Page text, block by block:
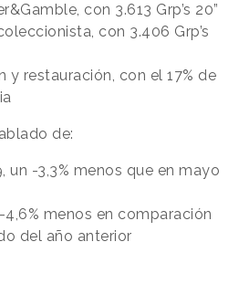
con 3.613 Grp’s 20”
con 3.406 Grp’s
y restauración, con el 17% de
de:
un -3,3% menos que en mayo
4,6% menos en comparación
del año anterior